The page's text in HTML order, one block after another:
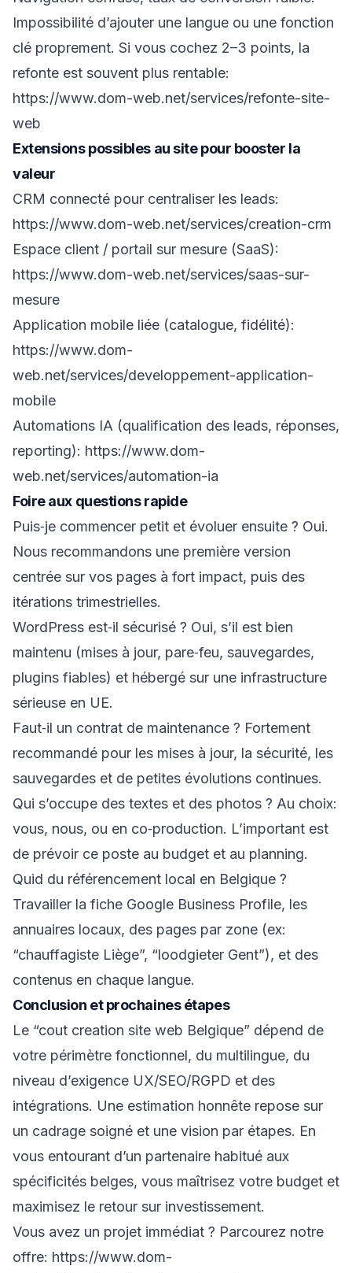
Impossibilité d’ajouter une langue ou une fonction
clé proprement. Si vous cochez 2–3 points, la
refonte est souvent plus rentable:
https://www.dom-web.net/services/refonte-site-
web
Extensions possibles au site pour booster la
valeur
CRM connecté pour centraliser les leads:
https://www.dom-web.net/services/creation-crm
Espace client / portail sur mesure (SaaS):
https://www.dom-web.net/services/saas-sur-
mesure
Application mobile liée (catalogue, fidélité):
https://www.dom-
web.net/services/developpement-application-
mobile
Automations IA (qualification des leads, réponses,
reporting): https://www.dom-
web.net/services/automation-ia
Foire aux questions rapide
Puis‑je commencer petit et évoluer ensuite ? Oui.
Nous recommandons une première version
centrée sur vos pages à fort impact, puis des
itérations trimestrielles.
WordPress est‑il sécurisé ? Oui, s’il est bien
maintenu (mises à jour, pare‑feu, sauvegardes,
plugins fiables) et hébergé sur une infrastructure
sérieuse en UE.
Faut‑il un contrat de maintenance ? Fortement
recommandé pour les mises à jour, la sécurité, les
sauvegardes et de petites évolutions continues.
Qui s’occupe des textes et des photos ? Au choix:
vous, nous, ou en co‑production. L’important est
de prévoir ce poste au budget et au planning.
Quid du référencement local en Belgique ?
Travailler la fiche Google Business Profile, les
annuaires locaux, des pages par zone (ex:
“chauffagiste Liège”, “loodgieter Gent”), et des
contenus en chaque langue.
Conclusion et prochaines étapes
Le “cout creation site web Belgique” dépend de
votre périmètre fonctionnel, du multilingue, du
niveau d’exigence UX/SEO/RGPD et des
intégrations. Une estimation honnête repose sur
un cadrage soigné et une vision par étapes. En
vous entourant d’un partenaire habitué aux
spécificités belges, vous maîtrisez votre budget et
maximisez le retour sur investissement.
Vous avez un projet immédiat ? Parcourez notre
offre: https://www.dom-